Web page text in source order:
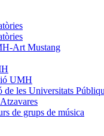
Art Mustang
UMH
de les Universitats
de grups de música